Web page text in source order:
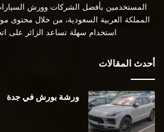
المستخدمين بأفضل الشركات وورش
المملكة العربية السعودية، من خلال محتوى
استخدام سهلة تساعد الزائر على
أحدث المقالات
ورشة بورش في جدة